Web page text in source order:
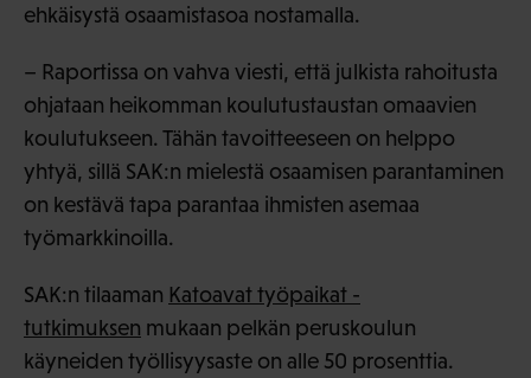
ehkäisystä osaamistasoa nostamalla.
– Raportissa on vahva viesti, että julkista rahoitusta
ohjataan heikomman koulutustaustan omaavien
koulutukseen. Tähän tavoitteeseen on helppo
yhtyä, sillä SAK:n mielestä osaamisen parantaminen
on kestävä tapa parantaa ihmisten asemaa
työmarkkinoilla.
SAK:n tilaaman Katoavat työpaikat -
tutkimuksen mukaan pelkän peruskoulun
käyneiden työllisyysaste on alle 50 prosenttia.